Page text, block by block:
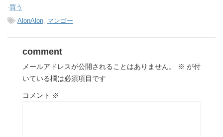
-買う
-AlonAlon マンゴー
comment
メールアドレスが公開されることはありません。 ※ が付
いている欄は必須項目です
コメント ※